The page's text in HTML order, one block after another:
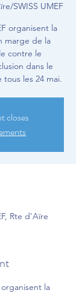
SWISS UMEF
organisent la
marge de la
contre le
dans le
les 24 mai.
closes
Rte d'Aïre
organisent la